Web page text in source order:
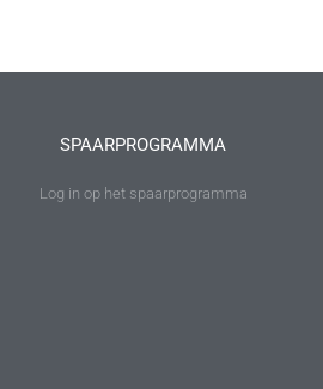
SPAARPROGRAMMA
Log in op het spaarprogramma